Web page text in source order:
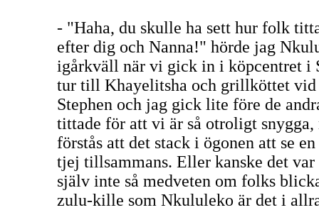
- "Haha, du skulle ha sett hur folk
efter dig och Nanna!" hörde jag
igårkväll när vi gick in i köpcentret i
tur till Khayelitsha och grillköttet vid
Stephen och jag gick lite före de
tittade för att vi är så otroligt
förstås att det stack i ögonen att se
tjej tillsammans. Eller kanske det
själv inte så medveten om folks
zulu-kille som Nkululeko är det i